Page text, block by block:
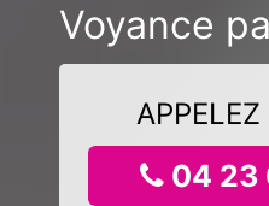
Voyance
04 23